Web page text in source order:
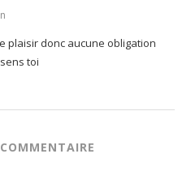
plaisir donc aucune obligation
toi